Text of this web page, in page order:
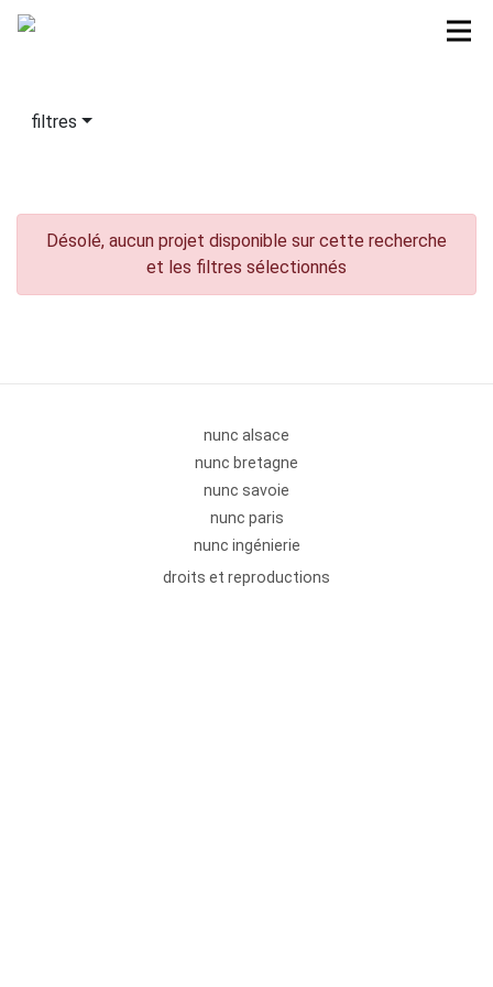
filtres
Désolé, aucun projet disponible sur cette recherche
et les filtres sélectionnés
nunc alsace
nunc bretagne
nunc savoie
nunc paris
nunc ingénierie
droits et reproductions